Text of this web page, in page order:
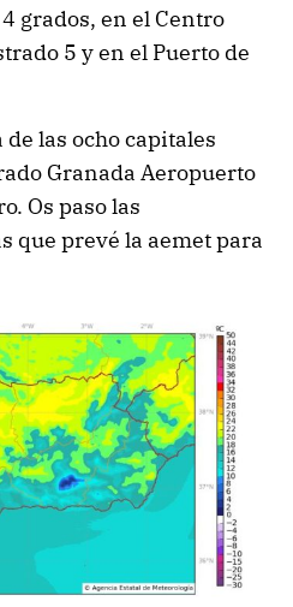
grados, en el Centro
5 y en el Puerto de
las ocho capitales
Granada Aeropuerto
Os paso las
que prevé la aemet para